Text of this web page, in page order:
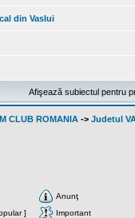
din Vaslui
Afişează subiectul pentru
CLUB ROMANIA -> Judetul
Anunţ
]
Important